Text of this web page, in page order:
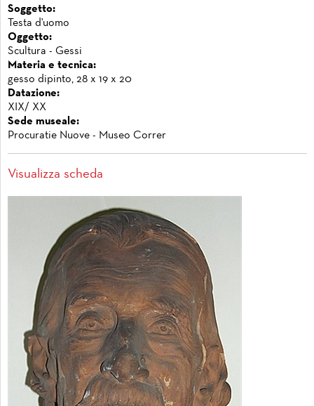
Soggetto:
Testa d'uomo
Oggetto:
Scultura - Gessi
Materia e tecnica:
gesso dipinto, 28 x 19 x 20
Datazione:
XIX/ XX
Sede museale:
Procuratie Nuove - Museo Correr
Visualizza scheda